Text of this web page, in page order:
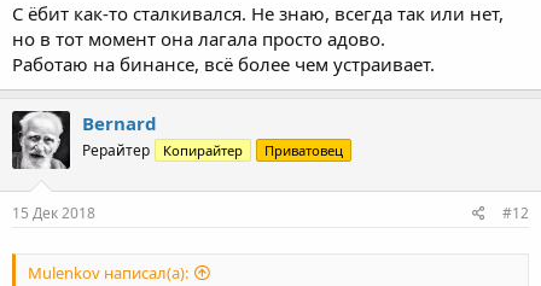
С ёбит как-то сталкивался. Не знаю, всегда так или нет,
но в тот момент она лагала просто адово.
Работаю на бинансе, всё более чем устраивает.
Bernard
Рерайтер Копирайтер Приватовец
15 Дек 2018 #12
Mulenkov написал(а):